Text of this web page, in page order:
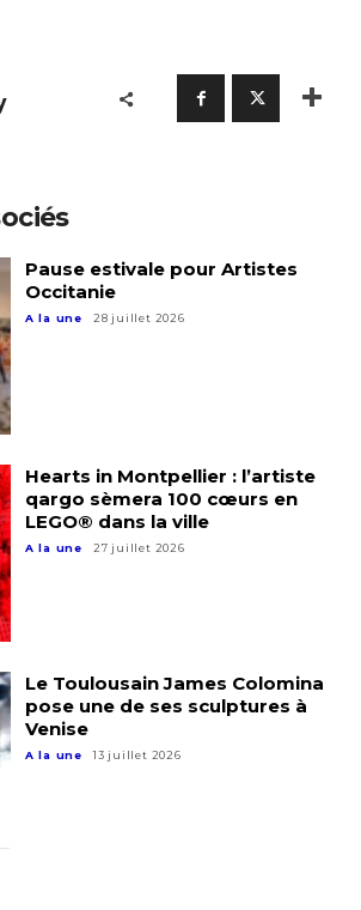
Pause estivale pour Artistes
Occitanie
A la une 28 juillet 2026
Hearts in Montpellier : l’artiste
qargo sèmera 100 cœurs en
LEGO® dans la ville
A la une 27 juillet 2026
Le Toulousain James Colomina
pose une de ses sculptures à
Venise
A la une 13 juillet 2026